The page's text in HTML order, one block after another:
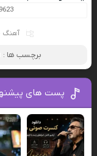
آهنگ
برچسب ها :
پست های